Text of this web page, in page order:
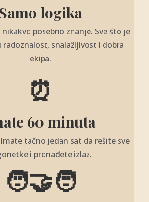
Samo logika
nikakvo posebno znanje. Sve što je
radoznalost, snalažljivost i dobra
ekipa.
⏰
60 minuta
tačno jedan sat da rešite sve
i pronađete izlaz.
🧑‍🤝‍🧑